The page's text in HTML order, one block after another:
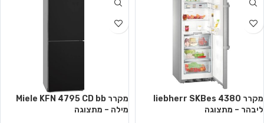
מקרר liebherr SKBes 4380
ליבהר – מתצוגה
מקרר Miele KFN 4795 CD bb
מילה – מתצוגה